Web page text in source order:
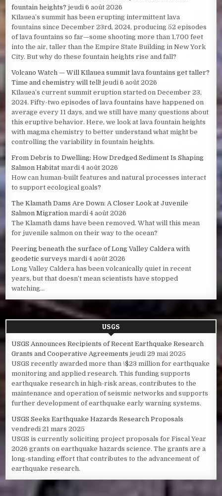
fountain heights? jeudi 6 août 2026
Kīlauea’s summit has been erupting intermittent lava
fountains since December 23rd, 2024, producing 52 episodes
of lava fountains so far—some shooting more than 1,700 feet
into the air, taller than the Empire State Building in New York
City. But why do these fountain heights rise and fall?
Volcano Watch — Will Kīlauea summit lava fountains get taller?
Time and chemistry will tell! jeudi 6 août 2026
Kīlauea’s current summit eruption started on December 23,
2024. Fifty-two episodes of lava fountains have happened on
average every 11 days, and we still have many questions about
this eruptive behavior. Here, we look at lava fountain heights
with magma chemistry to better understand what might be
controlling the variability in fountain heights.
From Debris to Dwelling: How Dredged Sediment Is Shaping
Salmon Habitat mardi 4 août 2026
How can human-built features and natural processes interact
to support ecological goals?
The Klamath Dams Are Down: A Closer Look at Juvenile
Salmon Migration mardi 4 août 2026
The Klamath dams have been removed. What will this mean
for juvenile salmon on their way to the ocean?
Peering beneath the surface of Long Valley Caldera with
geodetic surveys mardi 4 août 2026
Long Valley Caldera has been volcanically quiet in recent
years, but that doesn’t mean scientists have stopped
watching...
USGS
USGS Announces Recipients of Recent Earthquake Research
Grants and Cooperative Agreements jeudi 29 mai 2025
USGS recently awarded more than \$23 million for earthquake
monitoring and applied research. This funding supports
earthquake research in high-risk areas, contributes to the
maintenance and operation of seismic networks and supports
further development of earthquake early warning systems.
USGS Seeks Earthquake Hazards Research Proposals
vendredi 21 mars 2025
USGS is currently soliciting project proposals for Fiscal Year
2026 grants on earthquake hazards science. The grants are a
long-standing effort that contributes to the advancement of
earthquake research.